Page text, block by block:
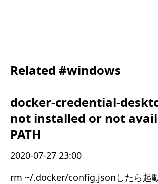
Related #windows
docker-credential-
not installed or not
PATH
2020-07-27 23:00
rm ~/.docker/config.jsonしたら起